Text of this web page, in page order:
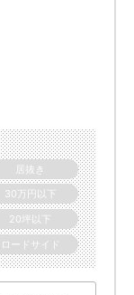
居抜き
30万円以下
20坪以下
ロードサイド